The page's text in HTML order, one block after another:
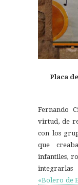
Placa
Fernando
virtud, de
con los
que
infantiles,
«Bolero de